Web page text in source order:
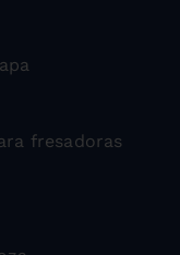
fresadoras